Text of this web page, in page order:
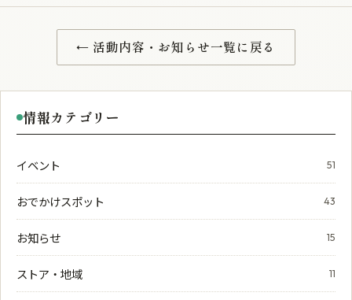
← 活動内容・お知らせ一覧に戻る
情報カテゴリー
イベント 51
おでかけスポット 43
お知らせ 15
ストア・地域 11